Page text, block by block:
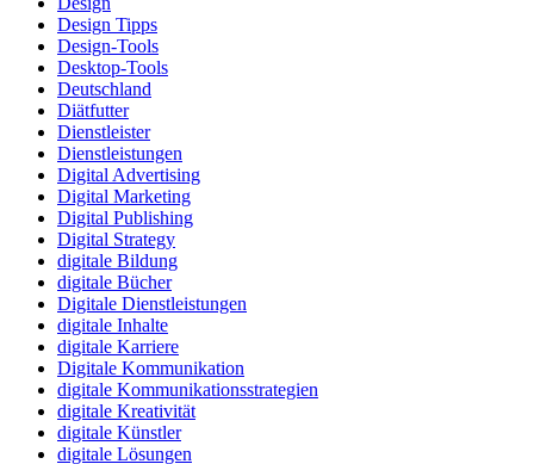
Design Tipps
Design-Tools
Desktop-Tools
Deutschland
Diätfutter
Dienstleister
Dienstleistungen
Digital Advertising
Digital Marketing
Digital Publishing
Digital Strategy
digitale Bildung
digitale Bücher
Digitale Dienstleistungen
digitale Inhalte
digitale Karriere
Digitale Kommunikation
digitale Kommunikationsstrategien
digitale Kreativität
digitale Künstler
digitale Lösungen